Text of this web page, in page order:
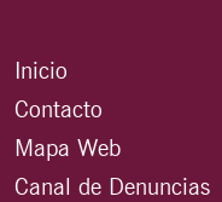
Inicio
Contacto
Mapa Web
Canal de Denuncias